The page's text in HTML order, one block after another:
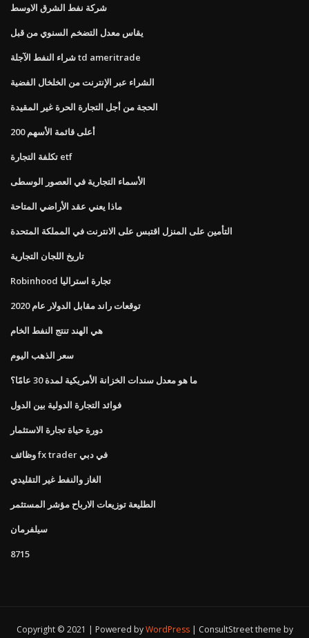
شركة نفط الشرق الاوسط
يقاس معدل التضخم السنوي من قبل
شراء النفط الآجلة td ameritrade
الشراء عبر الإنترنت من الخلخال الفضية
الحجة من أجل التجارة الحرة غير المقيدة
أعلى قائمة الأسهم 200
تكلفة التجارة etf
الأسماء التجارية في العصور الوسطى
ماذا يعني عقد الأراضي المتاحة
التأمين على المنزل اقتبس على الانترنت في المملكة المتحدة
تاريخ اللجان التجارية
Robinhood تجارة استراليا
توقعات راند مقابل الدولار عام 2020
هي الهند تنتج النفط الخام
سعر الذهب اليوم
ما هو معدل سندات الخزانة الأمريكية لمدة 30 عامًا؟
فوائد التجارة الدولية بين الدول
دورة حياة تجارة الاستثمار
وظائف fx trader في دبي
الغاز والنفط غير التقليدي
الطليعة توزيعات الارباح مؤشر المستثمر
سيلفرمان
8715
Copyright © 2021 | Powered byWordPress ConsultStreet theme by